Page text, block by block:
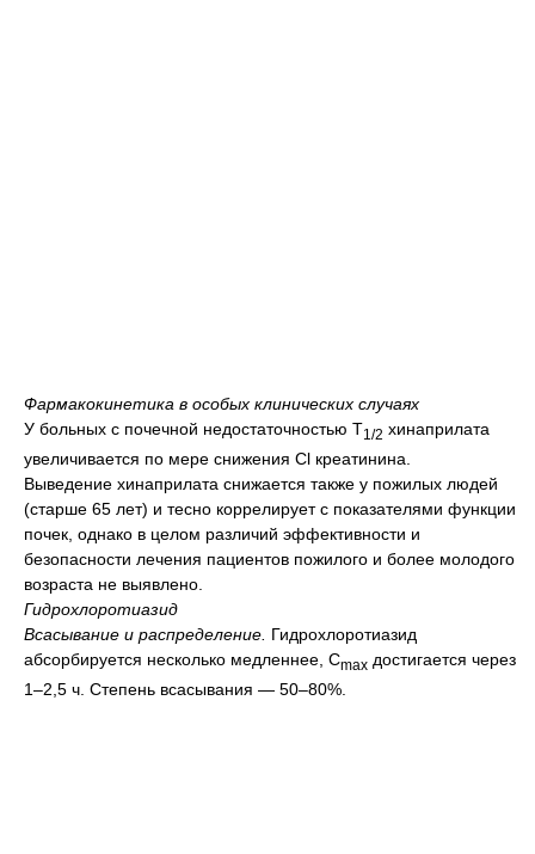
Фармакокинетика в особых клинических случаях
У больных с почечной недостаточностью T1/2 хинаприлата
увеличивается по мере снижения Cl креатинина.
Выведение хинаприлата снижается также у пожилых людей
(старше 65 лет) и тесно коррелирует с показателями функции
почек, однако в целом различий эффективности и
безопасности лечения пациентов пожилого и более молодого
возраста не выявлено.
Гидрохлоротиазид
Всасывание и распределение. Гидрохлоротиазид
абсорбируется несколько медленнее, Cmax достигается через
1–2,5 ч. Степень всасывания — 50–80%.